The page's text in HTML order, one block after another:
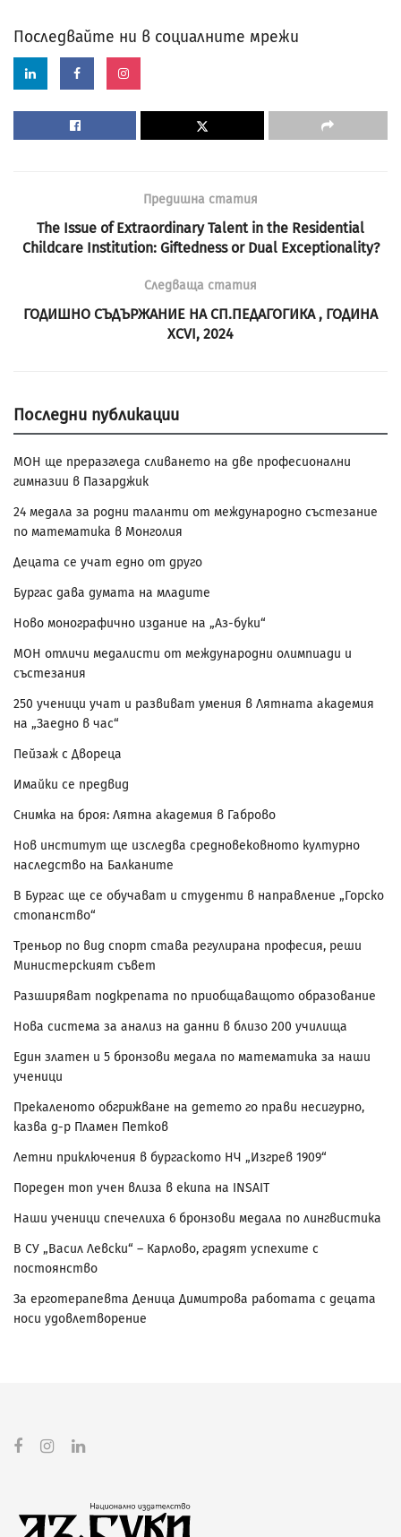
Последвайте ни в социалните мрежи
Предишна статия
The Issue of Extraordinary Talent in the Residential
Childcare Institution: Giftedness or Dual Exceptionality?
Следваща статия
ГОДИШНО СЪДЪРЖАНИЕ НА СП.ПЕДАГОГИКА , ГОДИНА
XCVI, 2024
Последни публикации
МОН ще преразгледа сливането на две професионални
гимназии в Пазарджик
24 медала за родни таланти от международно състезание
по математика в Монголия
Децата се учат едно от друго
Бургас дава думата на младите
Ново монографично издание на „Аз-буки“
МОН отличи медалисти от международни олимпиади и
състезания
250 ученици учат и развиват умения в Лятната академия
на „Заедно в час“
Пейзаж с Двореца
Имайки се предвид
Снимка на броя: Лятна академия в Габрово
Нов институт ще изследва средновековното културно
наследство на Балканите
В Бургас ще се обучават и студенти в направление „Горско
стопанство“
Треньор по вид спорт става регулирана професия, реши
Министерският съвет
Разширяват подкрепата по приобщаващото образование
Нова система за анализ на данни в близо 200 училища
Един златен и 5 бронзови медала по математика за наши
ученици
Прекаленото обгрижване на детето го прави несигурно,
казва д-р Пламен Петков
Летни приключения в бургаското НЧ „Изгрев 1909“
Пореден топ учен влиза в екипа на INSAIT
Наши ученици спечелиха 6 бронзови медала по лингвистика
В СУ „Васил Левски“ – Карлово, градят успехите с
постоянство
За ерготерапевта Деница Димитрова работата с децата
носи удовлетворение